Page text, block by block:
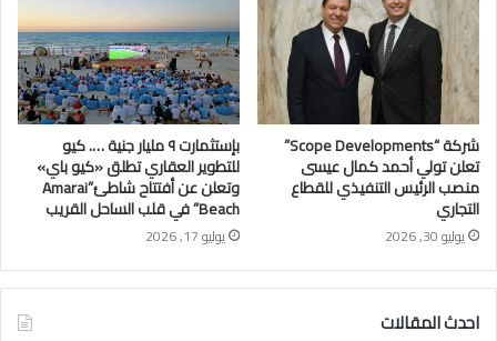
شركة “Scope Developments”
تعلن تولي أحمد كمال عيسى
منصب الرئيس التنفيذي للقطاع
التجاري
يوليو 30, 2026
بإستثمارت ٩ مليار جنية …. كيو
للتطوير العقاري تطلق «كيو باي»
وتعلن عن أفتتاح شاطئ”Amarai
Beach” في قلب الساحل القريب
يوليو 17, 2026
احدث المقالات